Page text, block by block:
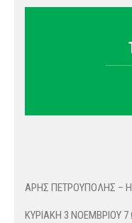
ΑΡΗΣ ΠΕΤΡΟΥΠΟΛΗΣ –
ΚΥΡΙΑΚΗ 3 ΝΟΕΜΒΡΙΟΥ 7